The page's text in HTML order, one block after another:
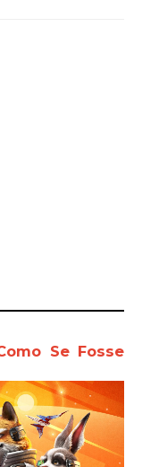
Se Fosse